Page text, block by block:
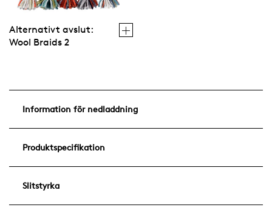
Alternativt avslut:
Wool Braids 2
Information för nedladdning
Produktspecifikation
Slitstyrka